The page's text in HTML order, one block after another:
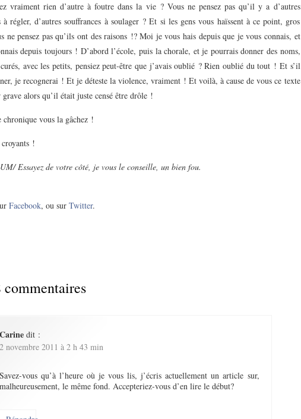
vraiment rien d’autre à foutre dans la vie ? Vous ne pensez pas qu’il y a d’autres
à régler, d’autres souffrances à soulager ? Et si les gens vous haïssent à ce point, gros
ne pensez pas qu’ils ont des raisons !? Moi je vous hais depuis que je vous connais, et
depuis toujours ! D’abord l’école, puis la chorale, et je pourrais donner des noms,
curés, avec les petits, pensiez peut-être que j’avais oublié ? Rien oublié du tout ! Et s’il
je recognerai ! Et je déteste la violence, vraiment ! Et voilà, à cause de vous ce texte
alors qu’il était juste censé être drôle !
chronique vous la gâchez !
croyants !
Essayez de votre côté, je vous le conseille, un bien fou.
Facebook, ou sur Twitter.
commentaires
dit :
novembre 2011 à 2 h 43 min
vous qu’à l’heure où je vous lis, j’écris actuellement un article sur,
le même fond. Accepteriez-vous d’en lire le début?